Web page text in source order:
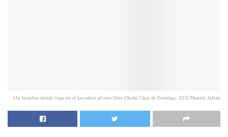
Un hombre tiende ropa en el lavadero al aire libre Dhobi Ghat de Bombay. EFE/Noemí Jabois